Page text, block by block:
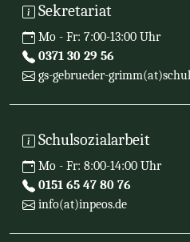
Sekretariat
Mo - Fr: 7:00-13:00 Uhr
0371 30 29 56
gs-gebrueder-
Schulsozialarbeit
Mo - Fr: 8:00-14:00 Uhr
0151 65 47 80 76
info(at)inpeos.de